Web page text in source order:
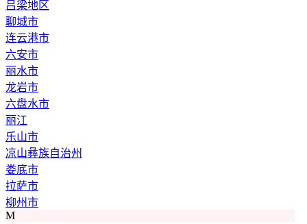
吕梁地区
聊城市
连云港市
六安市
丽水市
龙岩市
六盘水市
丽江
乐山市
凉山彝族自治州
娄底市
拉萨市
柳州市
M